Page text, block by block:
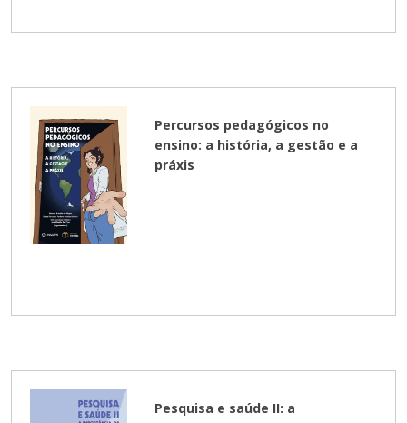
Percursos pedagógicos no
ensino: a história, a gestão e a
práxis
Pesquisa e saúde II: a